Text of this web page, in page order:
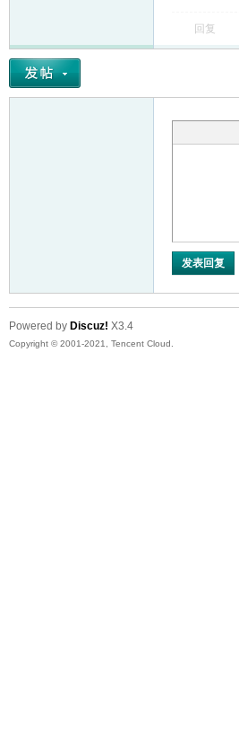
网
回复
发表回复
Powered by Discuz! X3.4
Copyright © 2001-2021, Tencent Cloud.